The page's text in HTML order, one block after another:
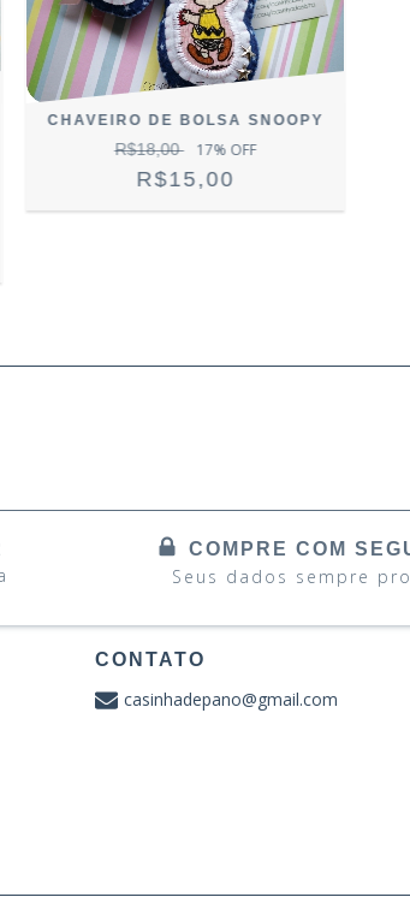
CHAVEIRO DE BOLSA SNOOPY
R$18,00 17% OFF
R$15,00
COMPRE COM
Seus dados sempre
CONTATO
casinhadepano@gmail.com